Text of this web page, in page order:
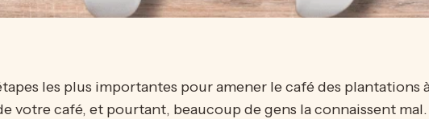
les plus importantes pour amener le café des plantations
votre café, et pourtant, beaucoup de gens la connaissent